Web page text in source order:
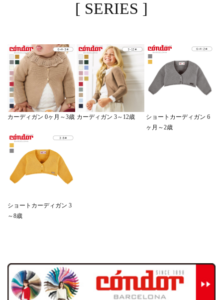
[ SERIES ]
カーディガン 0ヶ月～3歳 カーディガン 3～12歳
ショートカーディガン 6
ヶ月～2歳
ショートカーディガン 3
～8歳